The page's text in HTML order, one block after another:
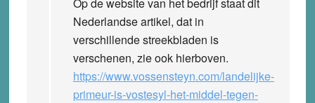
Nederlandse artikel, dat in
verschillende streekbladen is
verschenen, zie ook hierboven.
https://www.vossensteyn.com/landelijke-
primeur-is-vostesyl-het-middel-tegen-